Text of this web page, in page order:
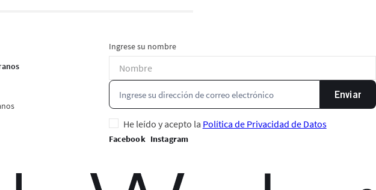
Ingrese su nombre
Enviar
He leído y acepto la Política de Privacidad de Datos